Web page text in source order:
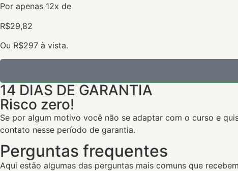
Por apenas 12x de
R$29,82
Ou R$297 à vista.
14 DIAS DE GARANTIA
Risco zero!
Se por algum motivo você não se adaptar com o curso e
contato nesse período de garantia.
Perguntas frequentes
Aqui estão algumas das perguntas mais comuns que